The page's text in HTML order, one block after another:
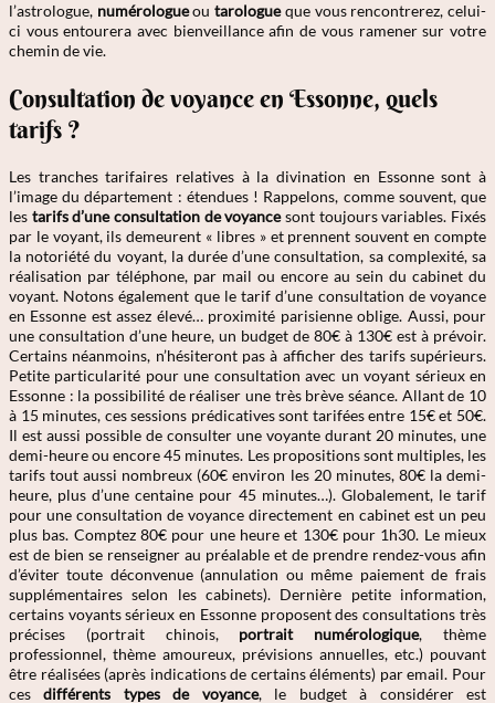
l’astrologue, numérologueoutarologueque vous rencontrerez, celui-
ci vous entourera avec bienveillance afin de vous ramener sur votre
chemin de vie.
Consultation de voyance en Essonne, quels
tarifs ?
Les tranches tarifaires relatives à la divination en Essonne sont à
l’image du département : étendues ! Rappelons, comme souvent, que
les tarifs d’une consultation de voyancesont toujours variables. Fixés
par le voyant, ils demeurent « libres » et prennent souvent en compte
la notoriété du voyant, la durée d’une consultation, sa complexité, sa
réalisation par téléphone, par mail ou encore au sein du cabinet du
voyant. Notons également que le tarif d’une consultation de voyance
en Essonne est assez élevé… proximité parisienne oblige. Aussi, pour
une consultation d’une heure, un budget de 80€ à 130€ est à prévoir.
Certains néanmoins, n’hésiteront pas à afficher des tarifs supérieurs.
Petite particularité pour une consultation avec un voyant sérieux en
Essonne : la possibilité de réaliser une très brève séance. Allant de 10
à 15 minutes, ces sessions prédicatives sont tarifées entre 15€ et 50€.
Il est aussi possible de consulter une voyante durant 20 minutes, une
demi-heure ou encore 45 minutes. Les propositions sont multiples, les
tarifs tout aussi nombreux (60€ environ les 20 minutes, 80€ la demi-
heure, plus d’une centaine pour 45 minutes…). Globalement, le tarif
pour une consultation de voyance directement en cabinet est un peu
plus bas. Comptez 80€ pour une heure et 130€ pour 1h30. Le mieux
est de bien se renseigner au préalable et de prendre rendez-vous afin
d’éviter toute déconvenue (annulation ou même paiement de frais
supplémentaires selon les cabinets). Dernière petite information,
certains voyants sérieux en Essonne proposent des consultations très
précises (portrait chinois, portrait numérologique, thème
professionnel, thème amoureux, prévisions annuelles, etc.) pouvant
être réalisées (après indications de certains éléments) par email. Pour
cesdifférents types de voyance, le budget à considérer est